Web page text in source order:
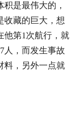
是最伟大的，
收藏的巨大，想
他第1次航行，就
人，而发生事故
料，另外一点就